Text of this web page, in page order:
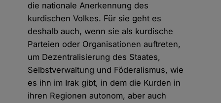
die nationale Anerkennung des
kurdischen Volkes. Für sie geht es
deshalb auch, wenn sie als kurdische
Parteien oder Organisationen auftreten,
um Dezentralisierung des Staates,
Selbstverwaltung und Föderalismus, wie
es ihn im Irak gibt, in dem die Kurden in
ihren Regionen autonom, aber auch